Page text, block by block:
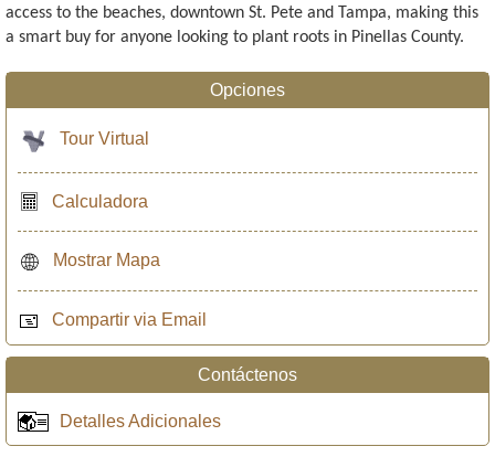
access to the beaches, downtown St. Pete and Tampa, making this
a smart buy for anyone looking to plant roots in Pinellas County.
Opciones
Tour Virtual
Calculadora
Mostrar Mapa
Compartir via Email
Contáctenos
Detalles Adicionales